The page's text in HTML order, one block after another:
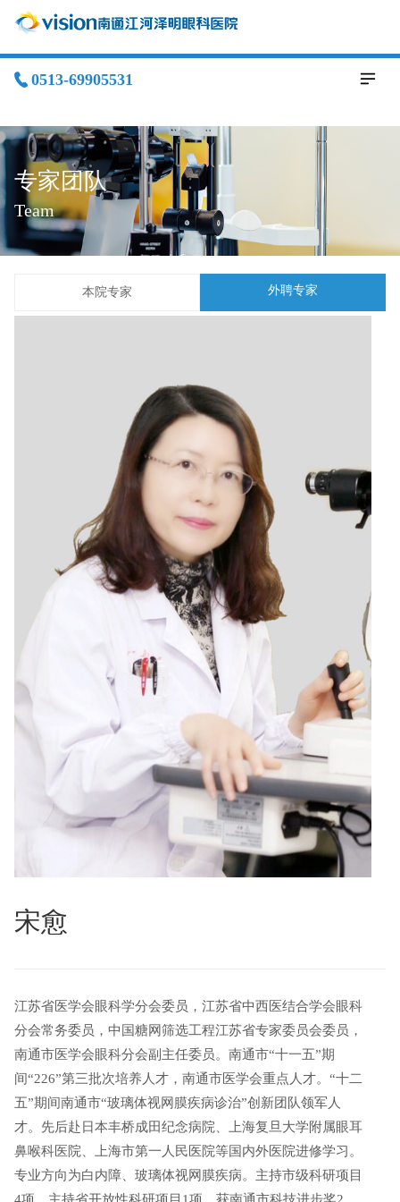
0513-69905531
专家团队
Team
本院专家 外聘专家
宋愈
江苏省医学会眼科学分会委员，江苏省中西医结合学会眼科
分会常务委员，中国糖网筛选工程江苏省专家委员会委员，
南通市医学会眼科分会副主任委员。南通市“十一五”期
间“226”第三批次培养人才，南通市医学会重点人才。“十二
五”期间南通市“玻璃体视网膜疾病诊治”创新团队领军人
才。先后赴日本丰桥成田纪念病院、上海复旦大学附属眼耳
鼻喉科医院、上海市第一人民医院等国内外医院进修学习。
专业方向为白内障、玻璃体视网膜疾病。主持市级科研项目